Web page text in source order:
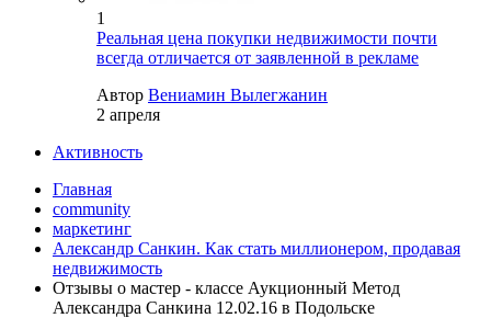
1
Реальная цена покупки недвижимости почти
всегда отличается от заявленной в рекламе
Автор Вениамин Вылегжанин
2 апреля
Активность
Главная
community
маркетинг
Александр Санкин. Как стать миллионером, продавая
недвижимость
Отзывы о мастер - классе Аукционный Метод
Александра Санкина 12.02.16 в Подольске